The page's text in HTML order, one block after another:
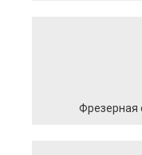
Фрезерная